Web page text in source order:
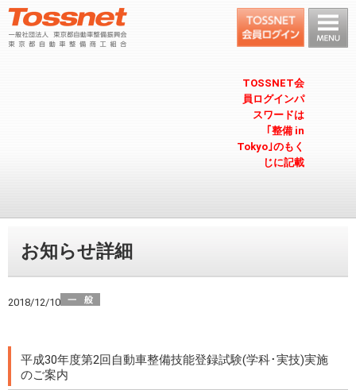
TOSSNET会
員ログインパ
スワードは
｢整備 in
Tokyo｣のもく
じに記載
お知らせ詳細
2018/12/10
平成30年度第2回自動車整備技能登録試験(学科･実技)実施
のご案内